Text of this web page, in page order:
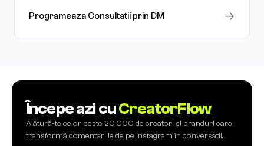
Programeaza Consultatii prin DM →
Începe azi cuCreatorFlow
Alătură-te celor peste 20.000 de creatori și branduri care
transformă comentariile de pe Instagram în conversații.